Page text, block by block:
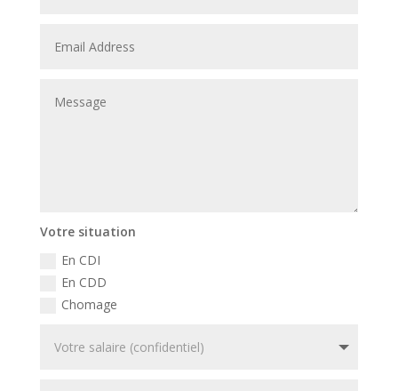
Votre situation
En CDI
En CDD
Chomage